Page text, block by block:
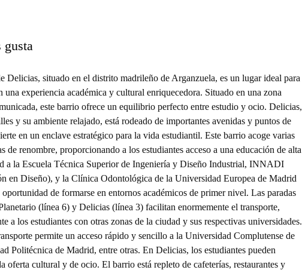
del apartamento es la terraza, accesible desde la sala de estar-comedor.
amigos. Al tratarse de un piso exterior, tanto las habitaciones como el salón
luz natural durante todo el día. El piso está totalmente equipado y listo para
electrodomésticos y utensilios de cocina. Todo está preparado para
instalarse cómodamente desde el primer día.
gusta
Delicias, situado en el distrito madrileño de Arganzuela, es un lugar ideal para
una experiencia académica y cultural enriquecedora. Situado en una zona
este barrio ofrece un equilibrio perfecto entre estudio y ocio. Delicias,
y su ambiente relajado, está rodeado de importantes avenidas y puntos de
en un enclave estratégico para la vida estudiantil. Este barrio acoge varias
de renombre, proporcionando a los estudiantes acceso a una educación de alta
a la Escuela Técnica Superior de Ingeniería y Diseño Industrial, INNADI
en Diseño), y la Clínica Odontológica de la Universidad Europea de Madrid
de formarse en entornos académicos de primer nivel. Las paradas
(línea 6) y Delicias (línea 3) facilitan enormemente el transporte,
a los estudiantes con otras zonas de la ciudad y sus respectivas universidades.
permite un acceso rápido y sencillo a la Universidad Complutense de
Politécnica de Madrid, entre otras. En Delicias, los estudiantes pueden
oferta cultural y de ocio. El barrio está repleto de cafeterías, restaurantes y